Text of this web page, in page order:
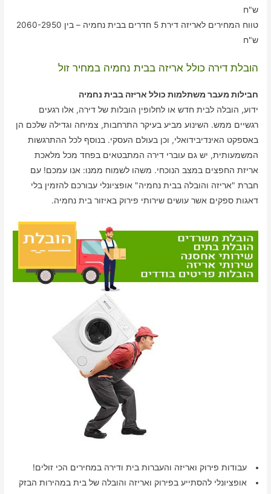
ש"ח
טווח המחירים לאריזה דירת 5 חדרים בבית נחמיה – בין 2060-2950
ש"ח
הובלת דירה כולל אריזה בבית נחמיה במחיר זול
חבילות מעבר משתלמות כולל אריזה בבית נחמיה
ידוע, הובלה לבית חדש או לחלופין הובלות של דירה, אלו רגעים
רגשיים ממש. השינוע מביע בעיקר התרחבות, צמיחה וגדילה שלכם הן
באספקט האינדיבידואלי, וכן בעולם העסקי. בנוסף לכל ההתרגשות
המשמעותית, יש גם עוברי דירה המתבטאים בפחד מכל מלאכת
אריזת החפצים במצב הנוכחי. משהו לשמוח ממנו: אנו עמכם! עם
חברת "אריזה והובלה בבית נחמיה" אופציונלי עבורכם להזמין בלי
דאגות ספקים אשר עושים שירותי פירוק באיזור בית נחמיה.
עבודות פירוק ואריזה והעברות בית ודירה במחירים הכי זולים!
אופציונלי להסתייע בפירוק ואריזה והובלה של בית במהירות הבזק